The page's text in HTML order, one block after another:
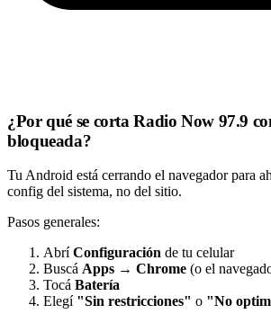
¿Por qué se corta Radio Now 97.9
bloqueada?
Tu Android está cerrando el navegador para
config del sistema, no del sitio.
Pasos generales:
AbríConfiguración de tu celular
Buscá Apps → Chrome (o el
Tocá Batería
Elegí "Sin restricciones" o "No